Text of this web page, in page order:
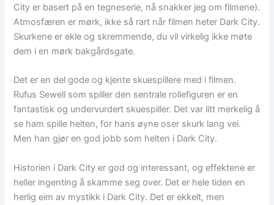
City er basert på en tegneserie, nå snakker jeg om filmene).
Atmosfæren er mørk, ikke så rart når filmen heter Dark City.
Skurkene er ekle og skremmende, du vil virkelig ikke møte
dem i en mørk bakgårdsgate.
Det er en del gode og kjente skuespillere med i filmen.
Rufus Sewell som spiller den sentrale rollefiguren er en
fantastisk og undervurdert skuespiller. Det var litt merkelig å
se ham spille helten, for hans øyne oser skurk lang vei.
Men han gjør en god jobb som helten i Dark City.
Historien i Dark City er god og interessant, og effektene er
heller ingenting å skamme seg over. Det er hele tiden en
herlig eim av mystikk i Dark City. Det er ekkelt, men